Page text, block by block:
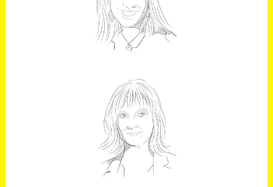
inteligencia artifical de Kyndryl,
España y Portugal
MARTA COTRINA
RESPONSABLE DE CULTURA DE